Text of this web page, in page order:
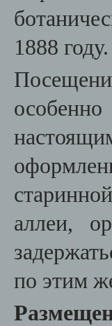
1888 году.
аллеи,
по этим